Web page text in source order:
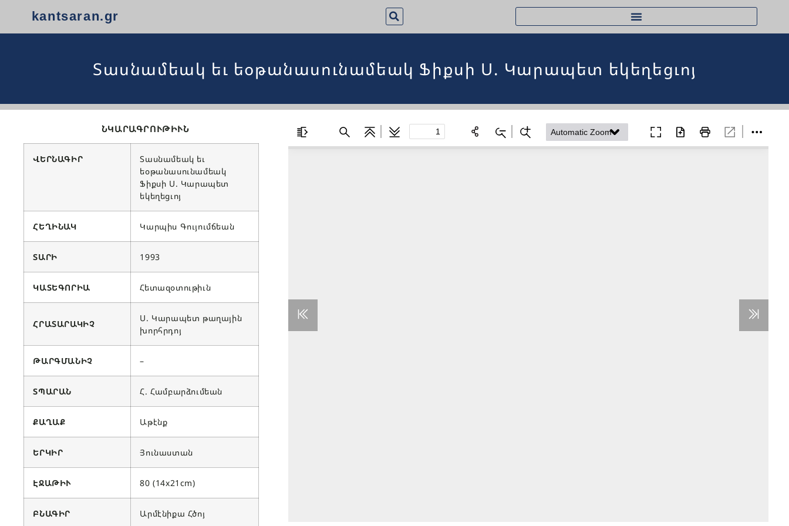
kantsaran.gr
Տասնամեակ եւ եօթանասունամեակ Ֆիքսի Ս. Կարապետ եկեղեցւոյ
ՆԿԱՐԱԳՐՈՒԹԻՒՆ
ՎԵՐՆԱԳԻՐ
Տասնամեակ եւ
եօթանասունամեակ
Ֆիքսի Ս. Կարապետ
եկեղեցւոյ
ՀԵՂԻՆԱԿ Կարպիս Գույումճեան
ՏԱՐԻ 1993
ԿԱՏԵԳՈՐԻԱ Հետազօտութիւն
ՀՐԱՏԱՐԱԿԻՉ
Ս. Կարապետ թաղային
խորհրդոյ
ԹԱՐԳՄԱՆԻՉ –
ՏՊԱՐԱՆ Հ. Համբարձումեան
ՔԱՂԱՔ Աթէնք
ԵՐԿԻՐ Յունաստան
ԷՋԱԹԻՒ 80 (14x21cm)
ԲՆԱԳԻՐ Արմէնիքա Հծոյ